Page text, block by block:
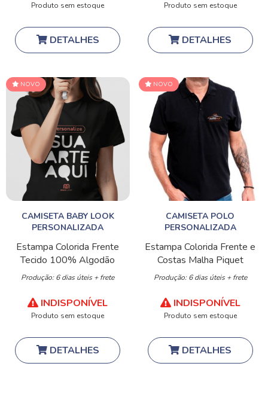
Produto sem estoque
DETALHES
Produto sem estoque
DETALHES
NOVO
CAMISETA BABY LOOK
PERSONALIZADA
Estampa Colorida Frente
Tecido 100% Algodão
Produção: 6 dias úteis + frete
INDISPONÍVEL
Produto sem estoque
DETALHES
NOVO
CAMISETA POLO
PERSONALIZADA
Estampa Colorida Frente e
Costas Malha Piquet
Produção: 6 dias úteis + frete
INDISPONÍVEL
Produto sem estoque
DETALHES